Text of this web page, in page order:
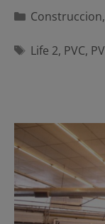
Categorías
Construccion,
Etiquetas
Life 2, PVC,